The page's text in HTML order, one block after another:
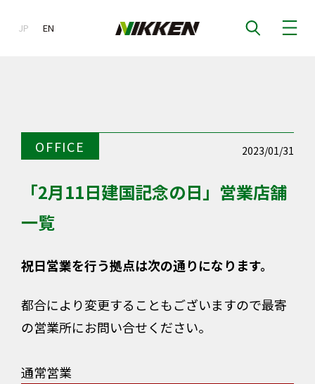
EN
JP EN
OFFICE 2023/01/31
「2月11日建国記念の日」営業店舗
一覧
祝日営業を行う拠点は次の通りになります。
都合により変更することもございますので最寄
の営業所にお問い合せください。
通常営業